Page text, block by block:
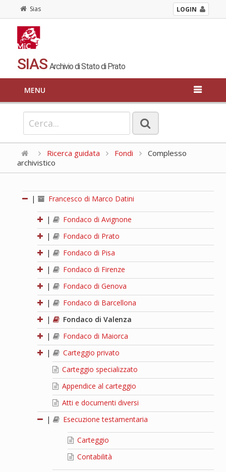
Sias LOGIN
SIAS Archivio di Stato di Prato
MENU
Ricerca guidata Fondi
Complesso
archivistico
| Francesco di Marco Datini
|
Fondaco di Avignone
|
Fondaco di Prato
|
Fondaco di Pisa
|
Fondaco di Firenze
|
Fondaco di Genova
|
Fondaco di Barcellona
|
Fondaco di Valenza
|
Fondaco di Maiorca
|
Carteggio privato
Carteggio specializzato
Appendice al carteggio
Atti e documenti diversi
|
Esecuzione testamentaria
Carteggio
Contabilità